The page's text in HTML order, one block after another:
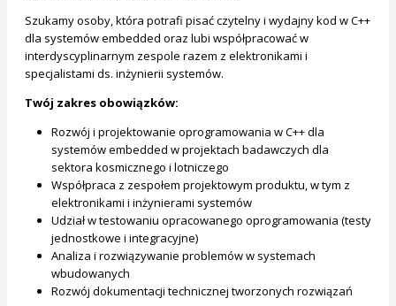
Szukamy osoby, która potrafi pisać czytelny i wydajny kod w C++
dla systemów embedded oraz lubi współpracować w
interdyscyplinarnym zespole razem z elektronikami i
specjalistami ds. inżynierii systemów.
Twój zakres obowiązków:
Rozwój i projektowanie oprogramowania w C++ dla
systemów embedded w projektach badawczych dla
sektora kosmicznego i lotniczego
Współpraca z zespołem projektowym produktu, w tym z
elektronikami i inżynierami systemów
Udział w testowaniu opracowanego oprogramowania (testy
jednostkowe i integracyjne)
Analiza i rozwiązywanie problemów w systemach
wbudowanych
Rozwój dokumentacji technicznej tworzonych rozwiązań